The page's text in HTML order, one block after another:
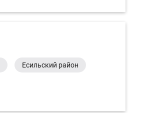
Есильский район